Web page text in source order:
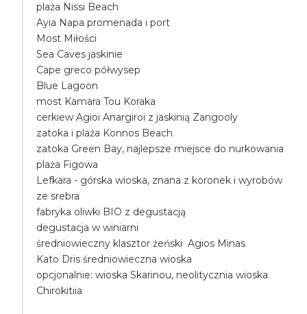
plaża Nissi Beach
Ayia Napa promenada i port
Most Miłości
Sea Caves jaskinie
Cape greco półwysep
Blue Lagoon
most Kamara Tou Koraka
cerkiew Agioi Anargiroi z jaskinią Zangooly
zatoka i plaża Konnos Beach
zatoka Green Bay, najlepsze miejsce do nurkowania
plaża Figowa
Lefkara - górska wioska, znana z koronek i wyrobów
ze srebra
fabryka oliwki BIO z degustacją
degustacja w winiarni
średniowieczny klasztor żeński Agios Minas
Kato Dris średniowieczna wioska
opcjonalnie: wioska Skarinou, neolitycznia wioska
Chirokitiia